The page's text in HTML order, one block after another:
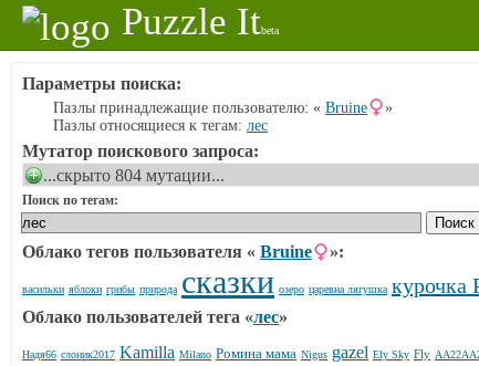
Puzzle Itbeta
Параметры поиска:
Пазлы принадлежащие пользователю: « Bruine
»
Пазлы относящиеся к тегам: лес
Мутатор поискового запроса:
...скрыто 804 мутации...
Поиск по тегам:
Облако тегов пользователя « Bruine »:
васильки яблоки грибы природа сказки озеро царевна лягушка курочка
Облако пользователей тега «лес»
Надя66 слоник2017 Kamilla Milano Ромина мама Nigus gazel Ely Sky Fly